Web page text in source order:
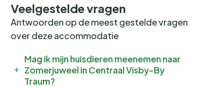
Veelgestelde vragen
Antwoorden op de meest gestelde vragen
over deze accommodatie
Mag ik mijn huisdieren meenemen naar
Zomerjuweel in Centraal Visby-By
Traum?